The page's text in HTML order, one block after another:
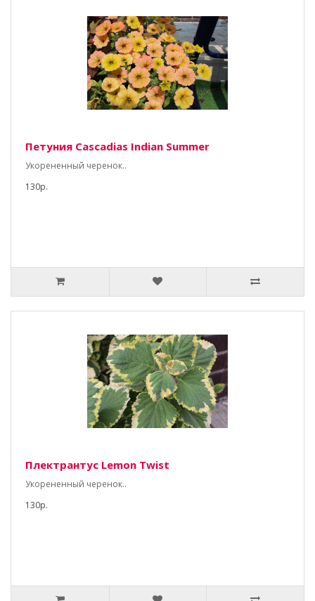
Петуния Cascadias Indian Summer
Укорененный черенок..
130р.
Плектрантус Lemon Twist
Укорененный черенок..
130р.